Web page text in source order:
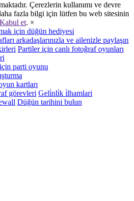
Çerezlerin kullanımı ve devre
daha fazla bilgi için lütfen bu web sitesinin
Kabul et. ×
için düğün hediyesi
arkadaşlarınızla ve ailenizle paylaşın
Partiler için canlı fotoğraf oyunları
parti oyunu
kartları
görevleri Geli̇nli̇k i̇lhamlari
Düğün tarihini bulun